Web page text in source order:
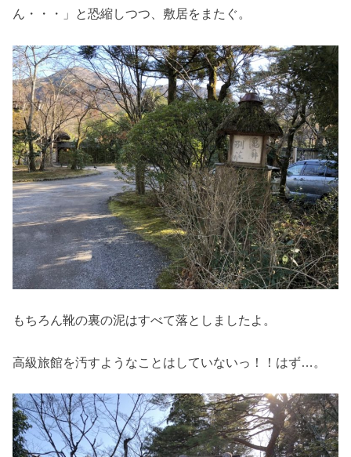
ん・・・」と恐縮しつつ、敷居をまたぐ。
もちろん靴の裏の泥はすべて落としましたよ。
高級旅館を汚すようなことはしていないっ！！はず…。